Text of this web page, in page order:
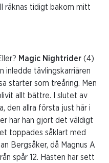
räknas tidigt bakom mitt
Magic Nightrider (4)
inledde tävlingskarriären
starter som treåring. Men
allt bättre. I slutet av
den allra första just här i
har han gjort det väldigt
toppades såklart med
Bergsåker, då Magnus A
spår 12. Hästen har sett